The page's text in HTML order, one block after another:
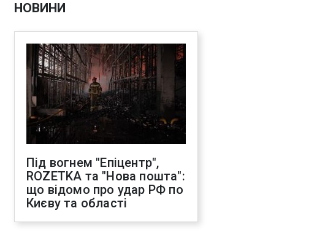
НОВИНИ
Під вогнем "Епіцентр",
ROZETKA та "Нова пошта":
що відомо про удар РФ по
Києву та області